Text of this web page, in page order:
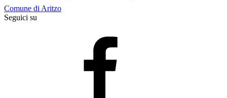
Comune di Aritzo
Seguici su